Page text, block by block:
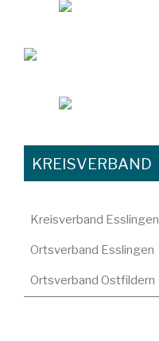
KREISVERBAND
Kreisverband Esslingen
Ortsverband Esslingen
Ortsverband Ostfildern